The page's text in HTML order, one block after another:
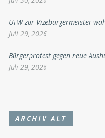
UFW zur Vizebürgermeister-
Juli 29, 2026
Bürgerprotest gegen neue
Juli 29, 2026
ARCHIV ALT